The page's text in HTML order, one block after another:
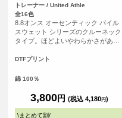
トレーナー / United Athle
全16色
8.8オンス オーセンティック パイル
スウェット シリーズのクルーネック
タイプ。ほどよいやわらかさがあり
厚みのアイテムです。また、ざっく
着用時の絶妙な袖のルーズさを演出
DTFプリント
綿 100％
3,800円 (税込 4,180円)
\まとめて割/